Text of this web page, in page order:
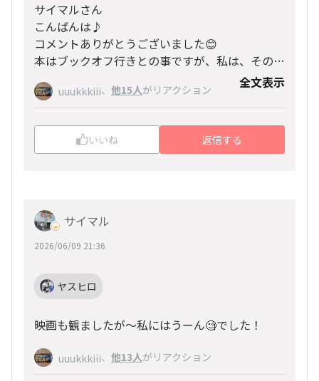
サイマルさん
こんばんは♪
コメントありがとうございました😊
本はブックオフ行きとの事ですが、私は、そのブ
ックオフで購入させてもらいました。
まだ読み始めたばかりで内容をよく把握してない
のですが「死」もテーマだと聞き、緊張してきま
した．これから先が楽しみです。
ヤスヒロuuukkkiii、 他15人がリアクション 全文表示
いいね 返信する
サイマル
2026/06/09 21:36
ヤスヒロ
映画も観ましたが〜私にはうーん🧐でした！
uuukkkiii、 他13人がリアクション